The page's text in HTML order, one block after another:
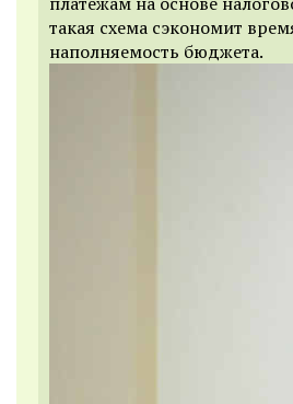
такая схема сэкономит
наполняемость бюджета.